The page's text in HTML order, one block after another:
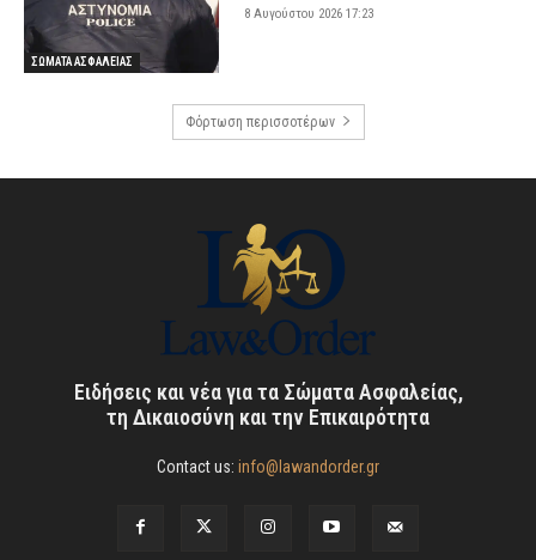
ΣΩΜΑΤΑ ΑΣΦΑΛΕΙΑΣ
8 Αυγούστου 2026 17:23
Φόρτωση περισσοτέρων
Ειδήσεις και νέα για τα Σώματα Ασφαλείας,
τη Δικαιοσύνη και την Επικαιρότητα
Contact us: info@lawandorder.gr